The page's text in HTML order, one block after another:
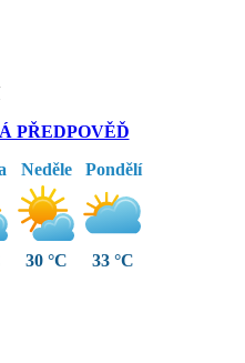
PŘEDPOVĚĎ
Neděle
30 °C
Pondělí
33 °C